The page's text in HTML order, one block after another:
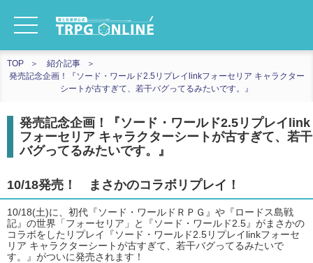
TOP
紹介記事
発売記念企画！『ソード・ワールド2.5リプレイlinkフォーセリア キャラクター
シートが古すぎて、若干バグってるみたいです。』
発売記念企画！『ソード・ワールド2.5リプレイlink
フォーセリア キャラクターシートが古すぎて、若干
バグってるみたいです。』
10/18発売！ まさかのコラボリプレイ！
10/18(土)に、初代『ソード・ワールドＲＰＧ』や『ロードス島戦
記』の世界「フォーセリア」と『ソード・ワールド2.5』がまさかの
コラボをしたリプレイ『ソード・ワールド2.5リプレイlinkフォーセ
リア キャラクターシートが古すぎて、若干バグってるみたいで
す。』がついに発売されます！